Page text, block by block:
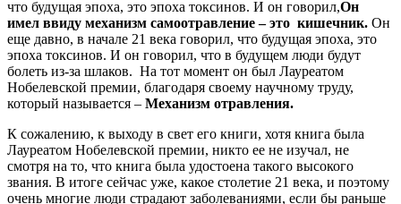
что будущая эпоха, это эпоха токсинов. И он говорил,Он
имел ввиду механизм самоотравление – это кишечник. Он
еще давно, в начале 21 века говорил, что будущая эпоха, это
эпоха токсинов. И он говорил, что в будущем люди будут
болеть из-за шлаков. На тот момент он был Лауреатом
Нобелевской премии, благодаря своему научному труду,
который называется – Механизм отравления.
К сожалению, к выходу в свет его книги, хотя книга была
Лауреатом Нобелевской премии, никто ее не изучал, не
смотря на то, что книга была удостоена такого высокого
звания. В итоге сейчас уже, какое столетие 21 века, и поэтому
очень многие люди страдают заболеваниями, если бы раньше